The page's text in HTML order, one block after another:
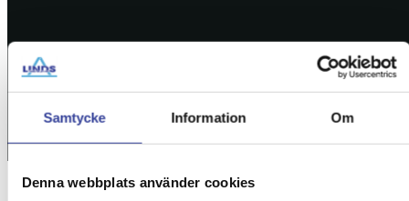
Samtycke Information Om
Denna webbplats använder cookies